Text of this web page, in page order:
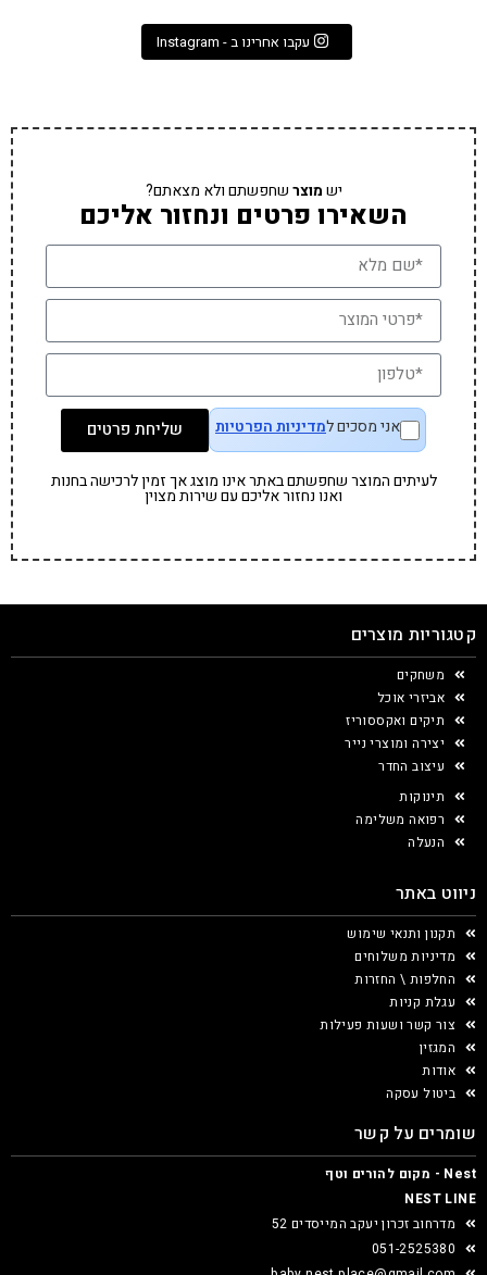
עקבו אחרינו ב - Instagram
ישמוצרשחפשתם ולא מצאתם?
השאירו פרטים ונחזור אליכם
אני מסכים למדיניות הפרטיות שליחת פרטים
לעיתים המוצר שחפשתם באתר אינו מוצג אך זמין לרכישה בחנות
ואנו נחזור אליכם עם שירות מצוין
קטגוריות מוצרים
משחקים
אביזרי אוכל
תיקים ואקססוריז
יצירה ומוצרי נייר
עיצוב החדר
תינוקות
רפואה משלימה
הנעלה
ניווט באתר
תקנון ותנאי שימוש
מדיניות משלוחים
החלפות \ החזרות
עגלת קניות
צור קשר ושעות פעילות
המגזין
אודות
ביטול עסקה
שומרים על קשר
Nest - מקום להורים וטף
NEST LINE
מדרחוב זכרון יעקב המייסדים 52
051-2525380